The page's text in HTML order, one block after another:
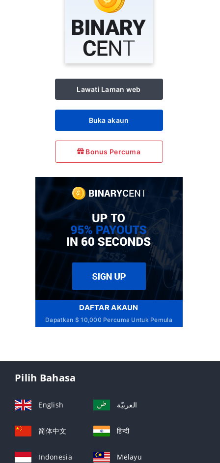
Lawati Laman web
Buka akaun
Bonus Percuma
DAFTAR AKAUN
Dapatkan $ 10,000 Percuma Untuk Pemula
Pilih Bahasa
English العربيّة
简体中文 हिन्दी
Indonesia Melayu